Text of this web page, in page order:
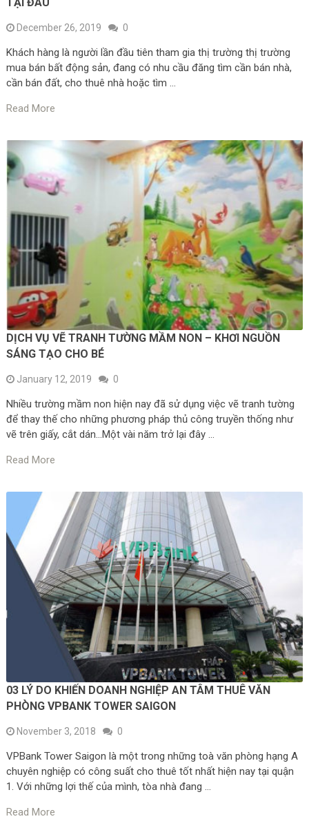
December 26, 2019 0
Khách hàng là người lần đầu tiên tham gia thị trường thị trường
mua bán bất động sản, đang có nhu cầu đăng tìm cần bán nhà,
cần bán đất, cho thuê nhà hoặc tìm …
Read More
DỊCH VỤ VẼ TRANH TƯỜNG MẦM NON – KHƠI NGUỒN
SÁNG TẠO CHO BÉ
January 12, 2019 0
Nhiều trường mầm non hiện nay đã sử dụng việc vẽ tranh tường
để thay thế cho những phương pháp thủ công truyền thống như
vẽ trên giấy, cắt dán…Một vài năm trở lại đây …
Read More
03 LÝ DO KHIẾN DOANH NGHIỆP AN TÂM THUÊ VĂN
PHÒNG VPBANK TOWER SAIGON
November 3, 2018 0
VPBank Tower Saigon là một trong những toà văn phòng hạng A
chuyên nghiệp có công suất cho thuê tốt nhất hiện nay tại quận
1. Với những lợi thế của mình, tòa nhà đang …
Read More